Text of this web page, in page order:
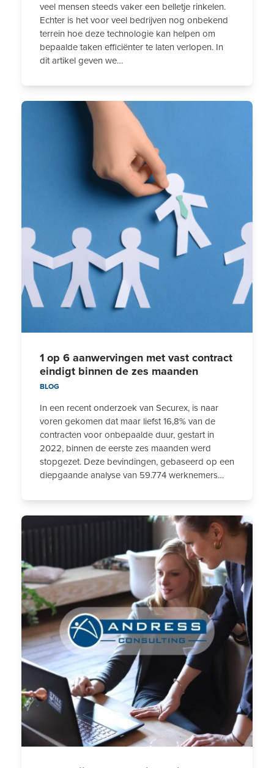
veel mensen steeds vaker een belletje rinkelen.
Echter is het voor veel bedrijven nog onbekend
terrein hoe deze technologie kan helpen om
bepaalde taken efficiënter te laten verlopen. In
dit artikel geven we…
1 op 6 aanwervingen met vast contract
eindigt binnen de zes maanden
BLOG
In een recent onderzoek van Securex, is naar
voren gekomen dat maar liefst 16,8% van de
contracten voor onbepaalde duur, gestart in
2022, binnen de eerste zes maanden werd
stopgezet. Deze bevindingen, gebaseerd op een
diepgaande analyse van 59.774 werknemers…